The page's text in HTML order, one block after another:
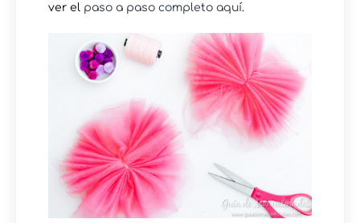
ver el paso a paso completo aquí.